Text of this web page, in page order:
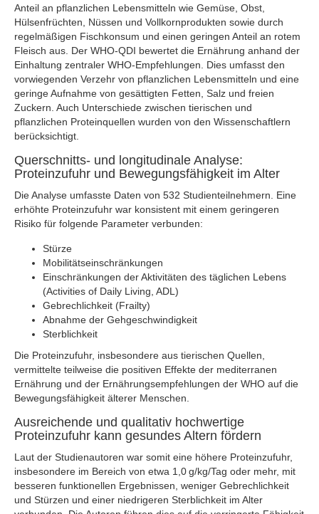
Anteil an pflanzlichen Lebensmitteln wie Gemüse, Obst,
Hülsenfrüchten, Nüssen und Vollkornprodukten sowie durch
regelmäßigen Fischkonsum und einen geringen Anteil an rotem
Fleisch aus. Der WHO-QDI bewertet die Ernährung anhand der
Einhaltung zentraler WHO-Empfehlungen. Dies umfasst den
vorwiegenden Verzehr von pflanzlichen Lebensmitteln und eine
geringe Aufnahme von gesättigten Fetten, Salz und freien
Zuckern. Auch Unterschiede zwischen tierischen und
pflanzlichen Proteinquellen wurden von den Wissenschaftlern
berücksichtigt.
Querschnitts- und longitudinale Analyse:
Proteinzufuhr und Bewegungsfähigkeit im Alter
Die Analyse umfasste Daten von 532 Studienteilnehmern. Eine
erhöhte Proteinzufuhr war konsistent mit einem geringeren
Risiko für folgende Parameter verbunden:
Stürze
Mobilitätseinschränkungen
Einschränkungen der Aktivitäten des täglichen Lebens
(Activities of Daily Living, ADL)
Gebrechlichkeit (Frailty)
Abnahme der Gehgeschwindigkeit
Sterblichkeit
Die Proteinzufuhr, insbesondere aus tierischen Quellen,
vermittelte teilweise die positiven Effekte der mediterranen
Ernährung und der Ernährungsempfehlungen der WHO auf die
Bewegungsfähigkeit älterer Menschen.
Ausreichende und qualitativ hochwertige
Proteinzufuhr kann gesundes Altern fördern
Laut der Studienautoren war somit eine höhere Proteinzufuhr,
insbesondere im Bereich von etwa 1,0 g/kg/Tag oder mehr, mit
besseren funktionellen Ergebnissen, weniger Gebrechlichkeit
und Stürzen und einer niedrigeren Sterblichkeit im Alter